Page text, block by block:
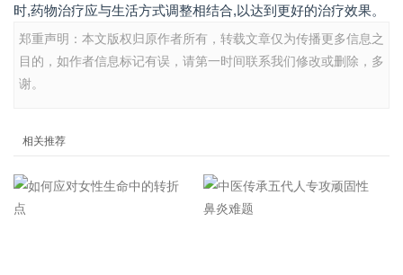
时,药物治疗应与生活方式调整相结合,以达到更好的治疗效果。
郑重声明：本文版权归原作者所有，转载文章仅为传播更多信息之
目的，如作者信息标记有误，请第一时间联系我们修改或删除，多
谢。
相关推荐